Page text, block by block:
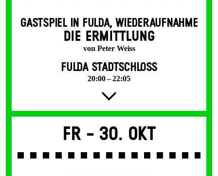
GASTSPIEL IN FULDA,WIEDERAUFNAHME
DIE ERMITTLUNG
von Peter Weiss
FULDA STADTSCHLOSS
20:00 – 22:05
Fr - 30. Okt